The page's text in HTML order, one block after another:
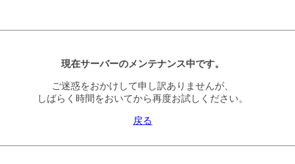
現在サーバーのメンテナンス中です。
ご迷惑をおかけして申し訳ありませんが、
しばらく時間をおいてから再度お試しください。
戻る